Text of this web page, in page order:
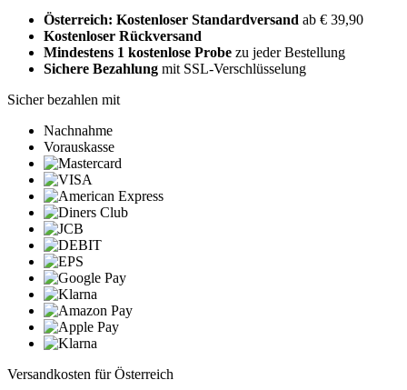
Österreich: Kostenloser Standardversand ab € 39,90
Kostenloser Rückversand
Mindestens 1 kostenlose Probe zu jeder Bestellung
Sichere Bezahlung mit SSL-Verschlüsselung
Sicher bezahlen mit
Nachnahme
Vorauskasse
Versandkosten für Österreich